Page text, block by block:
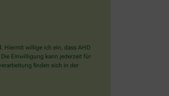
Hiermit willige ich ein, dass AHD
Einwilligung kann jederzeit für
finden sich in der